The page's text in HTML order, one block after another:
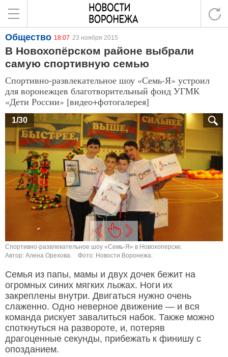
Общество 18:07 23 ноября 2015
В Новохопёрском районе выбрали
самую спортивную семью
Спортивно-развлекательное шоу «Семь-Я» устроил
для воронежцев благотворительный фонд УГМК
«Дети России» [видео+фотогалерея]
1/30
Спортивно-развлекательное шоу «Семь-Я» в Новохоперске.
Автор: Алена Орехова.
Фото: Новости Воронежа.
Семья из папы, мамы и двух дочек бежит на
огромных синих мягких лыжах. Ноги их
закреплены внутри. Двигаться нужно очень
слаженно. Одно неверное движение — и вся
команда рискует завалиться набок. Также можно
споткнуться на развороте, и, потеряв
драгоценные секунды, прибежать к финишу с
опозданием.